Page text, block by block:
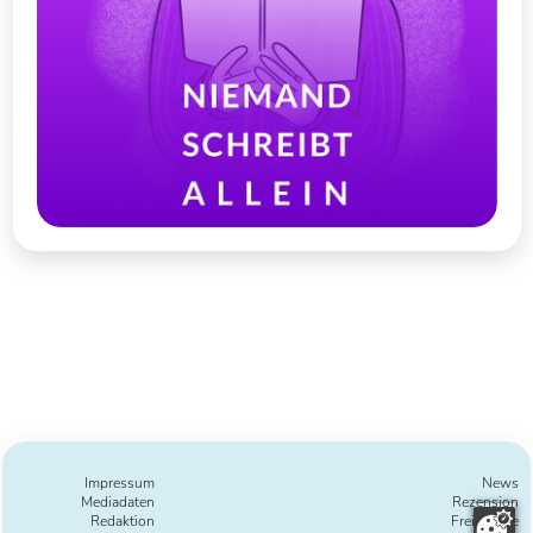
Impressum
Mediadaten
Redaktion
News
Rezension
Freie Texte